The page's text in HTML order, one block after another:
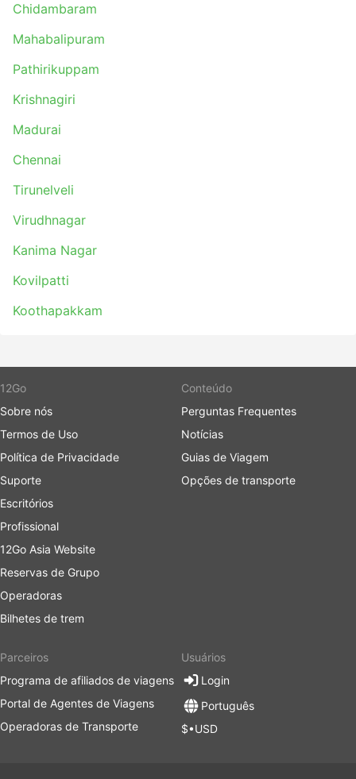
Chidambaram
Mahabalipuram
Pathirikuppam
Krishnagiri
Madurai
Chennai
Tirunelveli
Virudhnagar
Kanima Nagar
Kovilpatti
Koothapakkam
12Go
Sobre nós
Termos de Uso
Política de Privacidade
Suporte
Escritórios
Profissional
12Go Asia Website
Reservas de Grupo
Operadoras
Bilhetes de trem
Conteúdo
Perguntas Frequentes
Notícias
Guias de Viagem
Opções de transporte
Parceiros
Programa de afiliados de viagens
Portal de Agentes de Viagens
Operadoras de Transporte
Usuários
Login
Português
$•USD